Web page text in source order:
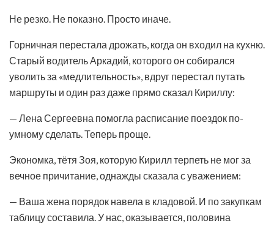
Не резко. Не показно. Просто иначе.
Горничная перестала дрожать, когда он входил на кухню.
Старый водитель Аркадий, которого он собирался
уволить за «медлительность», вдруг перестал путать
маршруты и один раз даже прямо сказал Кириллу:
— Лена Сергеевна помогла расписание поездок по-
умному сделать. Теперь проще.
Экономка, тётя Зоя, которую Кирилл терпеть не мог за
вечное причитание, однажды сказала с уважением:
— Ваша жена порядок навела в кладовой. И по закупкам
таблицу составила. У нас, оказывается, половина